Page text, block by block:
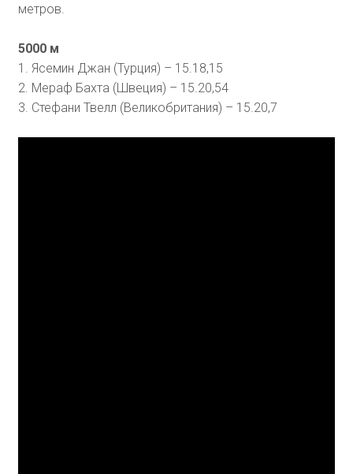
метров.
5000 м
1. Ясемин Джан (Турция) – 15.18,15
2. Мераф Бахта (Швеция) – 15.20,54
3. Стефани Твелл (Великобритания) – 15.20,7